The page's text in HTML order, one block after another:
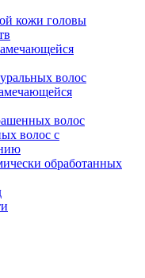
кожи головы
волос
волос
волос с
обработанных